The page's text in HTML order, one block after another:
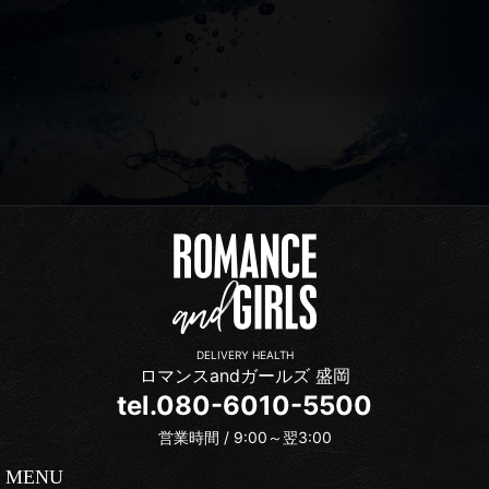
DELIVERY HEALTH
ロマンスandガールズ 盛岡
tel.080-6010-5500
営業時間 / 9:00～翌3:00
MENU